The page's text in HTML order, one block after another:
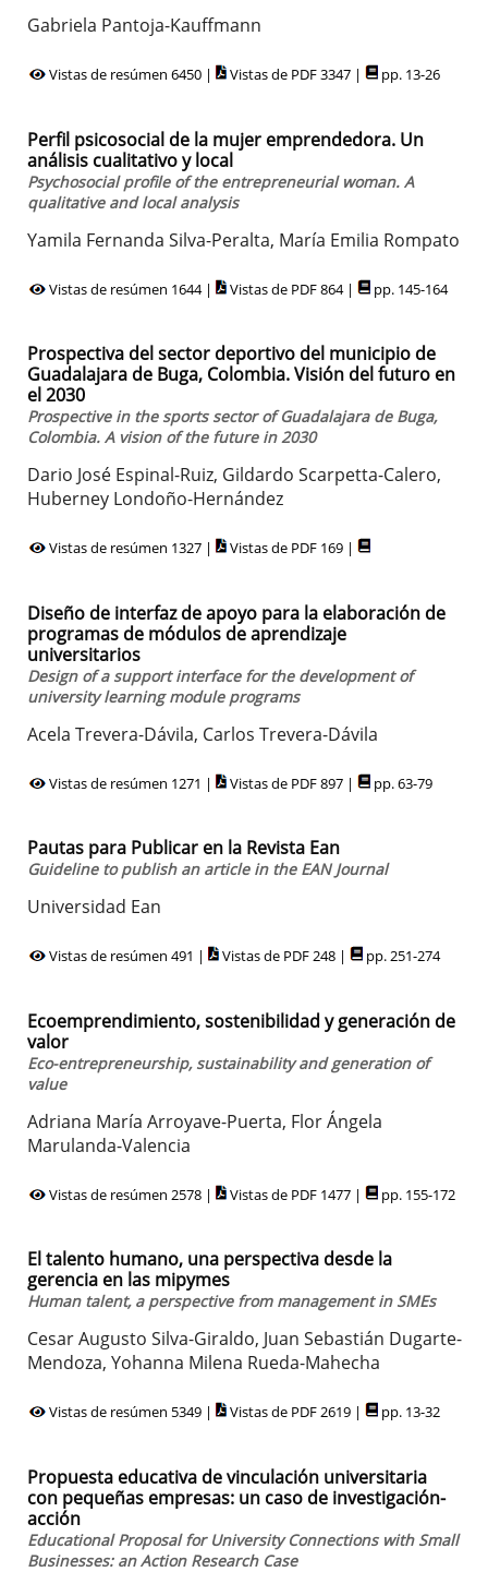
Gabriela Pantoja-Kauffmann
Vistas de resúmen 6450 | Vistas de PDF 3347 | pp. 13-26
Perfil psicosocial de la mujer emprendedora. Un
análisis cualitativo y local
Psychosocial profile of the entrepreneurial woman. A
qualitative and local analysis
Yamila Fernanda Silva-Peralta, María Emilia Rompato
Vistas de resúmen 1644 | Vistas de PDF 864 | pp. 145-164
Prospectiva del sector deportivo del municipio de
Guadalajara de Buga, Colombia. Visión del futuro en
el 2030
Prospective in the sports sector of Guadalajara de Buga,
Colombia. A vision of the future in 2030
Dario José Espinal-Ruiz, Gildardo Scarpetta-Calero,
Huberney Londoño-Hernández
Vistas de resúmen 1327 | Vistas de PDF 169 |
Diseño de interfaz de apoyo para la elaboración de
programas de módulos de aprendizaje
universitarios
Design of a support interface for the development of
university learning module programs
Acela Trevera-Dávila, Carlos Trevera-Dávila
Vistas de resúmen 1271 | Vistas de PDF 897 | pp. 63-79
Pautas para Publicar en la Revista Ean
Guideline to publish an article in the EAN Journal
Universidad Ean
Vistas de resúmen 491 | Vistas de PDF 248 | pp. 251-274
Ecoemprendimiento, sostenibilidad y generación de
valor
Eco-entrepreneurship, sustainability and generation of
value
Adriana María Arroyave-Puerta, Flor Ángela
Marulanda-Valencia
Vistas de resúmen 2578 | Vistas de PDF 1477 | pp. 155-172
El talento humano, una perspectiva desde la
gerencia en las mipymes
Human talent, a perspective from management in SMEs
Cesar Augusto Silva-Giraldo, Juan Sebastián Dugarte-
Mendoza, Yohanna Milena Rueda-Mahecha
Vistas de resúmen 5349 | Vistas de PDF 2619 | pp. 13-32
Propuesta educativa de vinculación universitaria
con pequeñas empresas: un caso de investigación-
acción
Educational Proposal for University Connections with Small
Businesses: an Action Research Case